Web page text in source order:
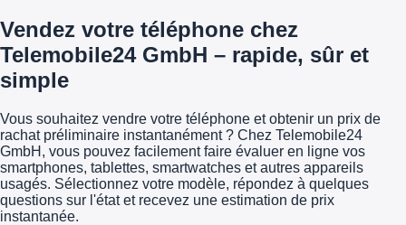
Vendez votre téléphone chez
Telemobile24 GmbH – rapide, sûr et
simple
Vous souhaitez vendre votre téléphone et obtenir un prix de
rachat préliminaire instantanément ? Chez Telemobile24
GmbH, vous pouvez facilement faire évaluer en ligne vos
smartphones, tablettes, smartwatches et autres appareils
usagés. Sélectionnez votre modèle, répondez à quelques
questions sur l'état et recevez une estimation de prix
instantanée.